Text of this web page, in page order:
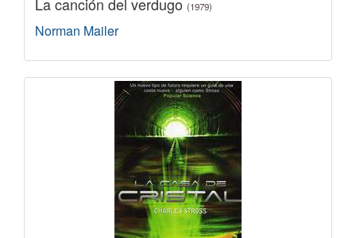
(1979)
Norman Mailer